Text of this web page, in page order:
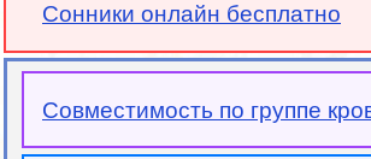
Сонники онлайн бесплатно
Совместимость по группе